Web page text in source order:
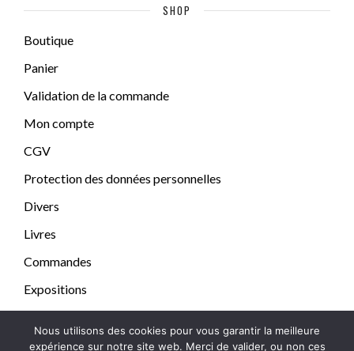
SHOP
Boutique
Panier
Validation de la commande
Mon compte
CGV
Protection des données personnelles
Divers
Livres
Commandes
Expositions
Nous utilisons des cookies pour vous garantir la meilleure
expérience sur notre site web. Merci de valider, ou non ces